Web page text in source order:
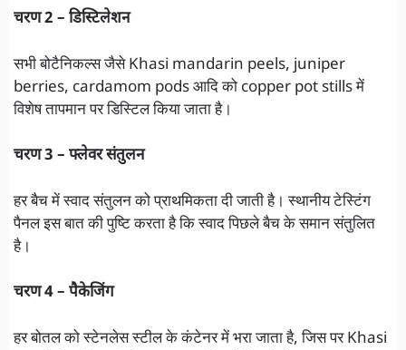
चरण 2 – डिस्टिलेशन
सभी बोटैनिकल्स जैसे Khasi mandarin peels, juniper
berries, cardamom pods आदि को copper pot stills में
विशेष तापमान पर डिस्टिल किया जाता है।
चरण 3 – फ्लेवर संतुलन
हर बैच में स्वाद संतुलन को प्राथमिकता दी जाती है। स्थानीय टेस्टिंग
पैनल इस बात की पुष्टि करता है कि स्वाद पिछले बैच के समान संतुलित
है।
चरण 4 – पैकेजिंग
हर बोतल को स्टेनलेस स्टील के कंटेनर में भरा जाता है, जिस पर Khasi